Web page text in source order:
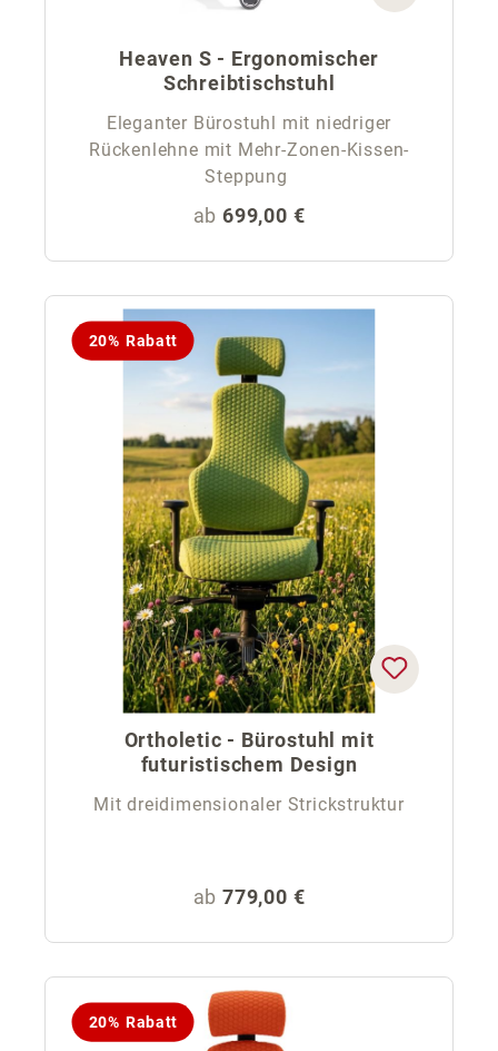
Heaven S - Ergonomischer
Schreibtischstuhl
Eleganter Bürostuhl mit niedriger
Rückenlehne mit Mehr-Zonen-Kissen-
Steppung
Regulärer Preis:
ab 699,00 €
20% Rabatt
Ortholetic - Bürostuhl mit
futuristischem Design
Mit dreidimensionaler Strickstruktur
Regulärer Preis:
ab 779,00 €
20% Rabatt